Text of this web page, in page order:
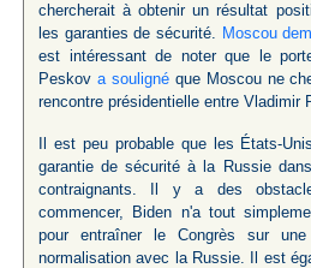
chercherait à obtenir un résultat
les garanties de sécurité. Moscou
est intéressant de noter que le
Peskov a soulignéque Moscou ne
rencontre présidentielle entre Vladimir
Il est peu probable que les États-
garantie de sécurité à la Russie
contraignants. Il y a des
commencer, Biden n'a tout
pour entraîner le Congrès sur
normalisation avec la Russie. Il est